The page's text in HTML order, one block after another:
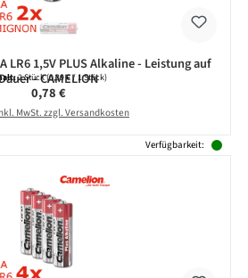
LR6 1,5V PLUS Alkaline - Leistung auf
- CAMELION
2 Stück(0,39 € / 1 Stück)
Regulärer Preis:
0,78 €
MwSt. zzgl. Versandkosten
Verfügbarkeit: